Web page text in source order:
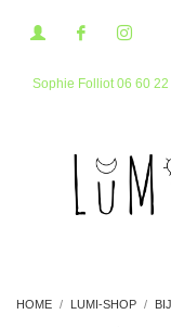
Sophie Folliot 06 60 22
HOME LUMI-SHOP